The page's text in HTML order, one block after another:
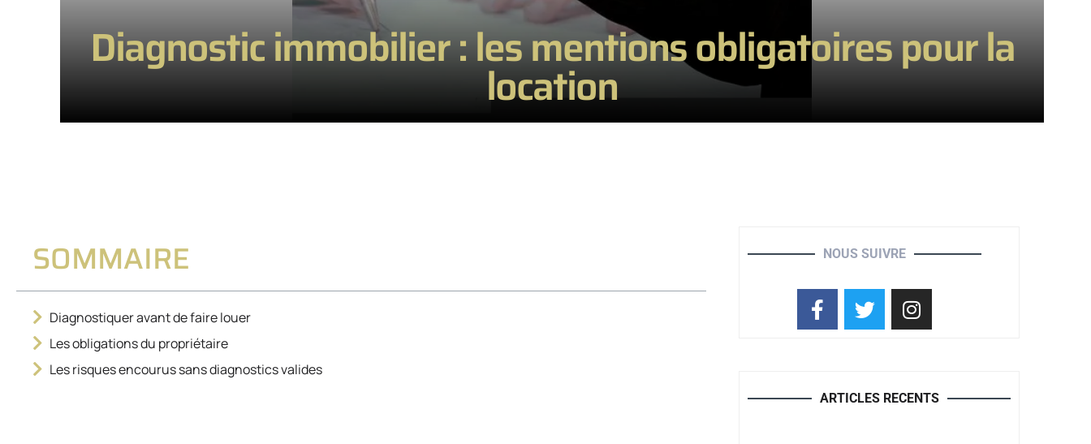
Diagnostic immobilier : les mentions obligatoires pour la
location
SOMMAIRE
Diagnostiquer avant de faire louer
Les obligations du propriétaire
Les risques encourus sans diagnostics valides
NOUS SUIVRE
ARTICLES RECENTS